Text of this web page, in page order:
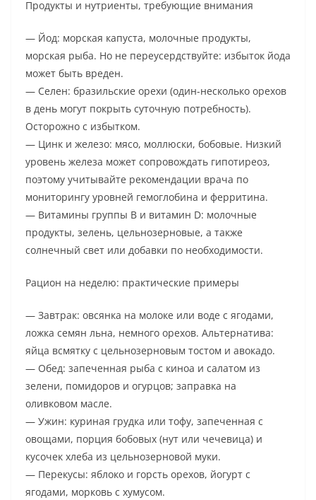
Продукты и нутриенты, требующие внимания
— Йод: морская капуста, молочные продукты,
морская рыба. Но не переусердствуйте: избыток йода
может быть вреден.
— Селен: бразильские орехи (один-несколько орехов
в день могут покрыть суточную потребность).
Осторожно с избытком.
— Цинк и железо: мясо, моллюски, бобовые. Низкий
уровень железа может сопровождать гипотиреоз,
поэтому учитывайте рекомендации врача по
мониторингу уровней гемоглобина и ферритина.
— Витамины группы B и витамин D: молочные
продукты, зелень, цельнозерновые, а также
солнечный свет или добавки по необходимости.
Рацион на неделю: практические примеры
— Завтрак: овсянка на молоке или воде с ягодами,
ложка семян льна, немного орехов. Альтернатива:
яйца всмятку с цельнозерновым тостом и авокадо.
— Обед: запеченная рыба с киноа и салатом из
зелени, помидоров и огурцов; заправка на
оливковом масле.
— Ужин: куриная грудка или тофу, запеченная с
овощами, порция бобовых (нут или чечевица) и
кусочек хлеба из цельнозерновой муки.
— Перекусы: яблоко и горсть орехов, йогурт с
ягодами, морковь с хумусом.